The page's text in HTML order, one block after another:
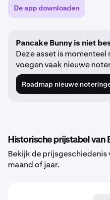
De app downloaden
Pancake Bunny is niet
Deze asset is
voegen vaak nieuwe
Roadmap nieuwe
Historische prijstabel van
Bekijk de prijsgeschiedenis
maand of jaar.